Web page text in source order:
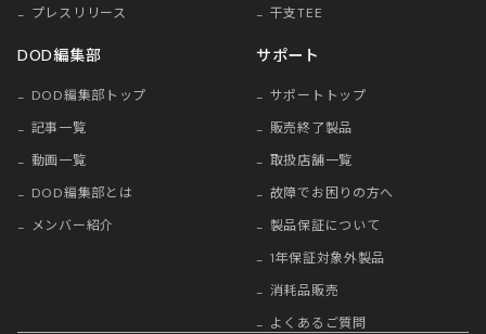
プレスリリース
干支TEE
DOD編集部
DOD編集部トップ
記事一覧
動画一覧
DOD編集部とは
メンバー紹介
サポート
サポートトップ
販売終了製品
取扱店舗一覧
故障でお困りの方へ
製品保証について
1年保証対象外製品
消耗品販売
よくあるご質問